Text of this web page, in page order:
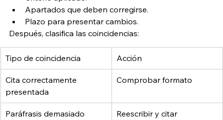
Apartados que deben corregirse.
Plazo para presentar cambios.
Después, clasifica las coincidencias:
Tipo de coincidencia Acción
Cita correctamente
presentada
Comprobar formato
Paráfrasis demasiado
Reescribir y citar